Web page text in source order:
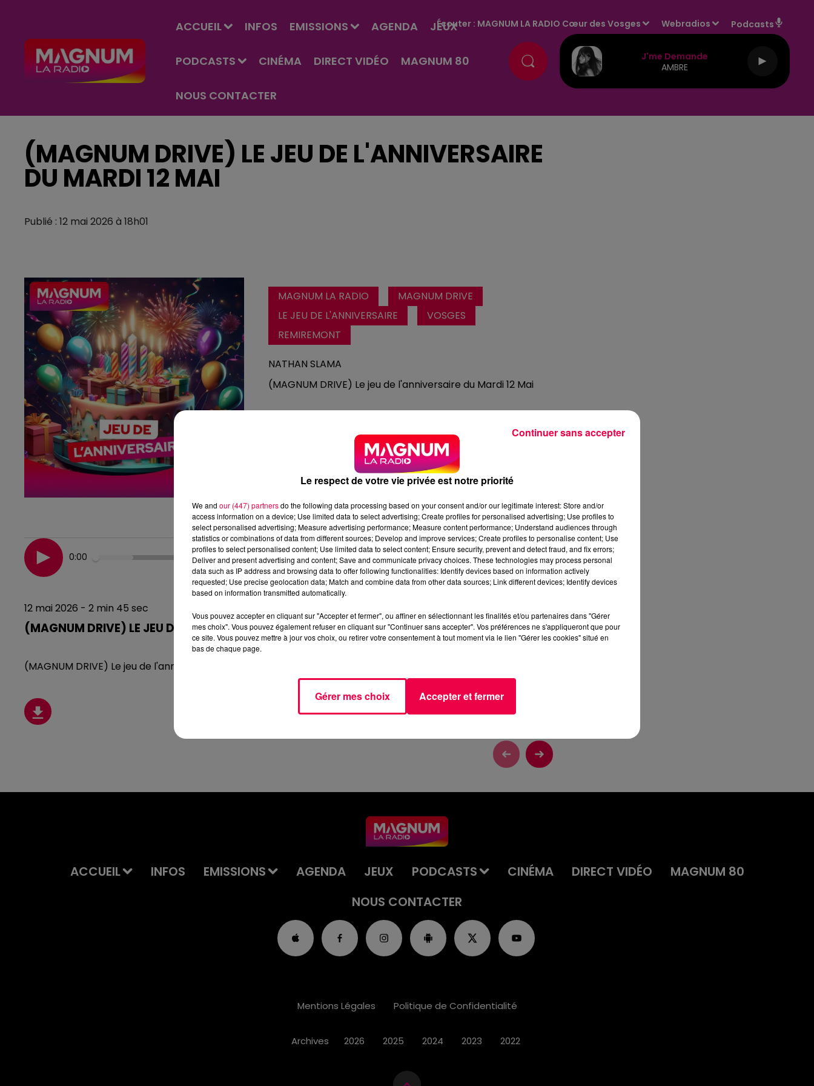
ACCUEIL INFOS EMISSIONS AGENDA JEUX
PODCASTS CINÉMA DIRECT VIDÉO MAGNUM 80
NOUS CONTACTER
Écouter : MAGNUM LA RADIO Cœur des Vosges Webradios Podcasts
J'me Demande
AMBRE
(MAGNUM DRIVE) LE JEU DE L'ANNIVERSAIRE
DU MARDI 12 MAI ​
Publié : 12 mai 2026 à 18h01
MAGNUM LA RADIO
MAGNUM DRIVE
LE JEU DE L'ANNIVERSAIRE
VOSGES
REMIREMONT
NATHAN SLAMA
(MAGNUM DRIVE) Le jeu de l'anniversaire du Mardi 12 Mai ​
0:00 2 min 45 sec
12 mai 2026 - 2 min 45 sec
(MAGNUM DRIVE) LE JEU DE L'ANNIVERSAIRE DU MARDI 12 MAI ​
(MAGNUM DRIVE) Le jeu de l'anniversaire du Mardi 12 Mai ​
ACCUEIL INFOS EMISSIONS AGENDA JEUX PODCASTS CINÉMA DIRECT VIDÉO
MAGNUM 80
NOUS CONTACTER
Mentions Légales Politique de Confidentialité
Archives 2026 2025 2024 2023 2022
Le respect de votre vie privée est notre priorité
We and our (447) partnersdo the following data processing based on your consent and/or our legitimate interest: Store and/or
access information on a device; Use limited data to select advertising; Create profiles for personalised advertising; Use profiles to
select personalised advertising; Measure advertising performance; Measure content performance; Understand audiences through
statistics or combinations of data from different sources; Develop and improve services; Create profiles to personalise content; Use
profiles to select personalised content; Use limited data to select content; Ensure security, prevent and detect fraud, and fix errors;
Deliver and present advertising and content; Save and communicate privacy choices. These technologies may process personal
data such as IP address and browsing data to offer following functionalities: Identify devices based on information actively
requested; Use precise geolocation data; Match and combine data from other data sources; Link different devices; Identify devices
based on information transmitted automatically.
Vous pouvez accepter en cliquant sur "Accepter et fermer", ou affiner en sélectionnant les finalités et/ou partenaires dans "Gérer
mes choix". Vous pouvez également refuser en cliquant sur "Continuer sans accepter". Vos préférences ne s'appliqueront que pour
ce site. Vous pouvez mettre à jour vos choix, ou retirer votre consentement à tout moment via le lien "Gérer les cookies" situé en
bas de chaque page.
Gérer mes choix Accepter et fermer
Continuer sans accepter